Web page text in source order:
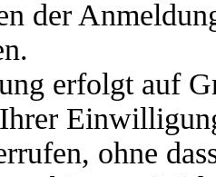
der
erfolgt auf
ohne